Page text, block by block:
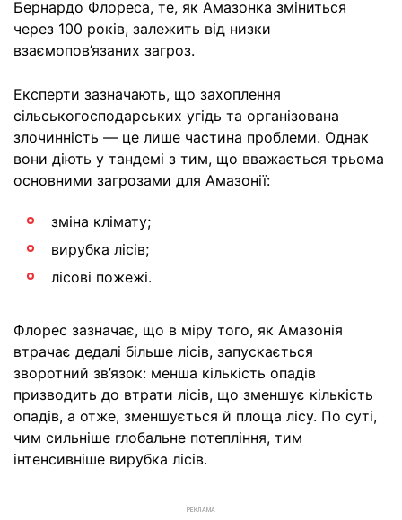
Бернардо Флореса, те, як Амазонка зміниться
через 100 років, залежить від низки
взаємопов’язаних загроз.
Експерти зазначають, що захоплення
сільськогосподарських угідь та організована
злочинність — це лише частина проблеми. Однак
вони діють у тандемі з тим, що вважається трьома
основними загрозами для Амазонії:
зміна клімату;
вирубка лісів;
лісові пожежі.
Флорес зазначає, що в міру того, як Амазонія
втрачає дедалі більше лісів, запускається
зворотний зв’язок: менша кількість опадів
призводить до втрати лісів, що зменшує кількість
опадів, а отже, зменшується й площа лісу. По суті,
чим сильніше глобальне потепління, тим
інтенсивніше вирубка лісів.
РЕКЛАМА